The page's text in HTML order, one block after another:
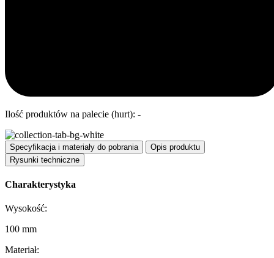
Ilość produktów na palecie (hurt): -
Specyfikacja i materiały do pobrania
Opis produktu
Rysunki techniczne
Charakterystyka
Wysokość:
100 mm
Materiał: